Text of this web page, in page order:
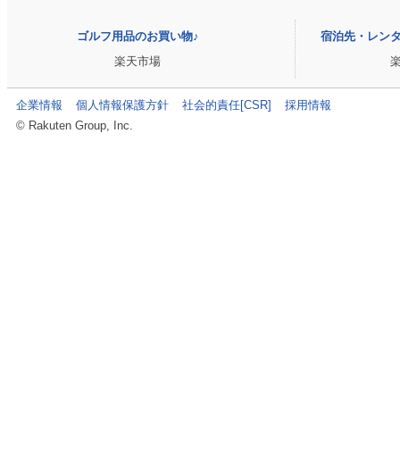
ゴルフ用品のお買い物♪
楽天市場
宿泊先・レン
企業情報 個人情報保護方針 社会的責任[CSR]
採用情報
© Rakuten Group, Inc.